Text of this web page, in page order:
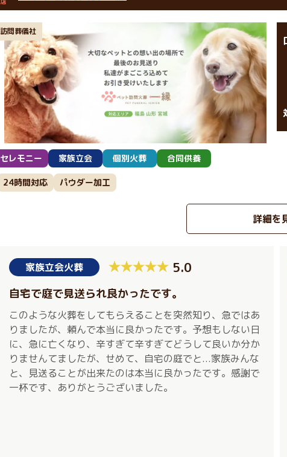
訪問葬儀社
セレモニー 家族立会 個別火葬 合同供養
24時間対応 パウダー加工
詳細を
家族立会火葬 5.0
自宅で庭で見送られ良かったです。
このような火葬をしてもらえることを突然知り、急ではあ
りましたが、頼んで本当に良かったです。予想もしない日
に、急に亡くなり、辛すぎて辛すぎてどうして良いか分か
りませんてましたが、せめて、自宅の庭でと...家族みんな
と、見送ることが出来たのは本当に良かったです。感謝で
一杯です、ありがとうございました。